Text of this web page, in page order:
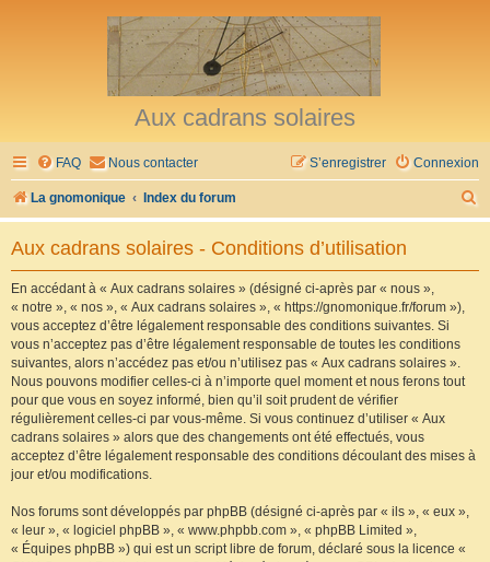
Aux cadrans solaires
FAQ Nous contacter Connexion
S’enregistrer
La gnomonique Index du forum
e
Aux cadrans solaires - Conditions d’utilisation
En accédant à « Aux cadrans solaires » (désigné ci-après par « nous »,
« notre », « nos », « Aux cadrans solaires », « https://gnomonique.fr/forum »),
vous acceptez d’être légalement responsable des conditions suivantes. Si
vous n’acceptez pas d’être légalement responsable de toutes les conditions
suivantes, alors n’accédez pas et/ou n’utilisez pas « Aux cadrans solaires ».
Nous pouvons modifier celles-ci à n’importe quel moment et nous ferons tout
pour que vous en soyez informé, bien qu’il soit prudent de vérifier
régulièrement celles-ci par vous-même. Si vous continuez d’utiliser « Aux
cadrans solaires » alors que des changements ont été effectués, vous
acceptez d’être légalement responsable des conditions découlant des mises à
jour et/ou modifications.
Nos forums sont développés par phpBB (désigné ci-après par « ils », « eux »,
« leur », « logiciel phpBB », « www.phpbb.com », « phpBB Limited »,
« Équipes phpBB ») qui est un script libre de forum, déclaré sous la licence «